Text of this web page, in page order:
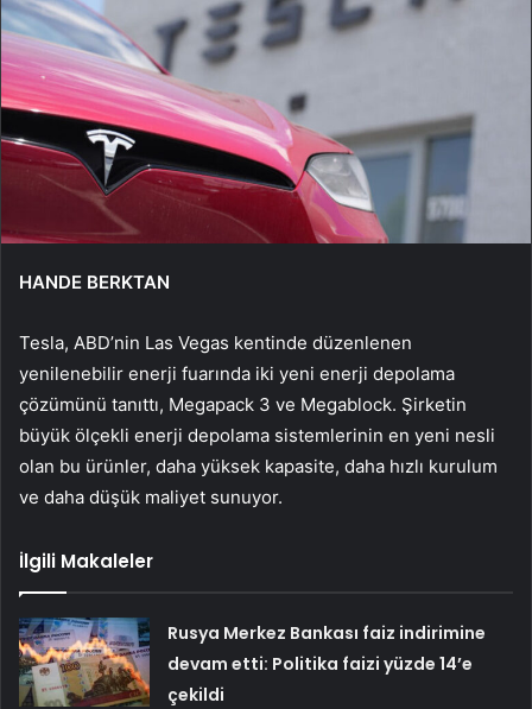
HANDE BERKTAN
Tesla, ABD’nin Las Vegas kentinde düzenlenen
yenilenebilir enerji fuarında iki yeni enerji depolama
çözümünü tanıttı, Megapack 3 ve Megablock. Şirketin
büyük ölçekli enerji depolama sistemlerinin en yeni nesli
olan bu ürünler, daha yüksek kapasite, daha hızlı kurulum
ve daha düşük maliyet sunuyor.
İlgili Makaleler
Rusya Merkez Bankası faiz indirimine
devam etti: Politika faizi yüzde 14’e
çekildi